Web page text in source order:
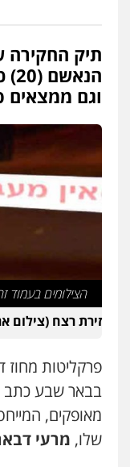
פלילי
תיק החקירה
וגם ממצאים
הצילומים בעמוד זה בהתאם
זירת רצח (צילום
פרקליטות
בבאר שבע כתב
מאופקים,
שלו, מרעי